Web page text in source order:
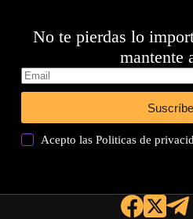
No te pierdas lo
mantente
Acepto lasPoliticas de